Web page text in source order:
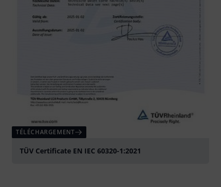
TÉLÉCHARGEMENT
TÜV Certificate EN IEC 60320-1:2021